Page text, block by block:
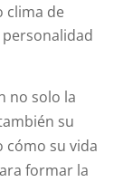
clima de
no solo la
su
su vida
formar la